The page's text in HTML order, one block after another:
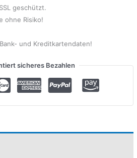
geschützt.
ohne Risiko!
und Kreditkartendaten!
sicheres Bezahlen